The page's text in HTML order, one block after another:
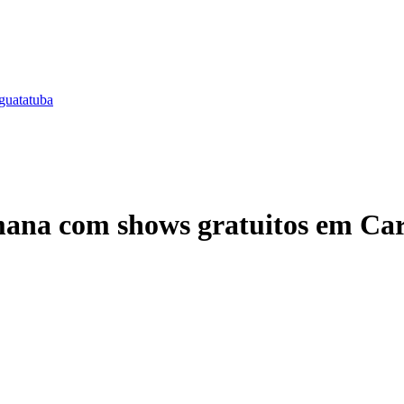
com shows gratuitos em